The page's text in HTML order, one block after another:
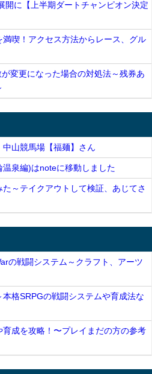
開に【上半期ダートチャンピオン決定
喫！アクセス方法からレース、グル
変更になった場合の対処法～残券あ
山競馬場【福麺】さん
泉編)はnoteに移動しました
～テイクアウトして検証、あじてさ
の戦闘システム～クラフト、アーツ
格SRPGの戦闘システムや育成法な
成を攻略！〜プレイまだの方の参考